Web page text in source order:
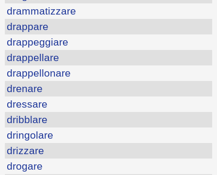
drammatizzare
drappare
drappeggiare
drappellare
drappellonare
drenare
dressare
dribblare
dringolare
drizzare
drogare